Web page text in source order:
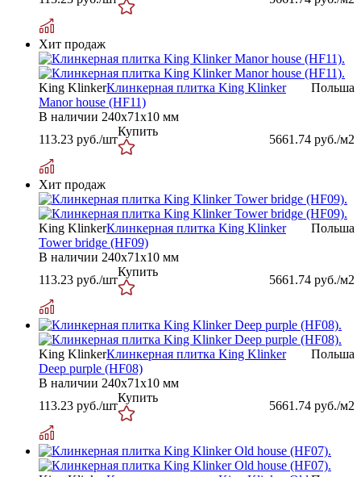
Хит продаж
King Klinker Польша
Клинкерная плитка King Klinker
Manor house (HF11)
В наличии 240х71х10 мм
113.23 руб./шт 5661.74 руб./м2
Купить
Хит продаж
King Klinker Польша
Клинкерная плитка King Klinker
Tower bridge (HF09)
В наличии 240х71х10 мм
113.23 руб./шт 5661.74 руб./м2
Купить
King Klinker Польша
Клинкерная плитка King Klinker
Deep purple (HF08)
В наличии 240х71х10 мм
113.23 руб./шт 5661.74 руб./м2
Купить